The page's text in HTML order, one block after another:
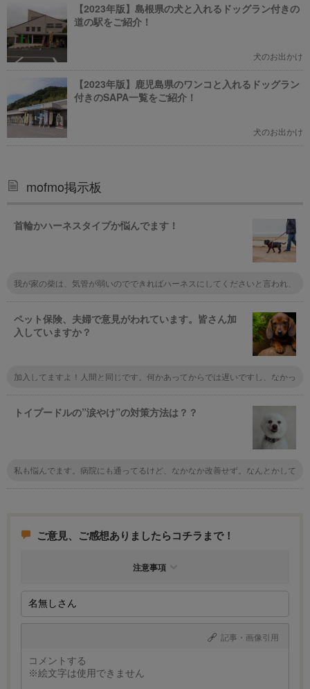
【2023年版】島根県の犬と入れるドッグラン付きの
道の駅をご紹介！
犬のお出かけ
【2023年版】鹿児島県のワンコと入れるドッグラン
付きのSAPA一覧をご紹介！
犬のお出かけ
mofmo掲示板
首輪かハーネスタイプか悩んでます！
我が家の柴は、気管が弱いのでできればハーネスにしてくださいと言われ、
プは入っていますが、もしもの時のために首輪に迷子札をつけています。
ペット保険、夫婦で意見がわれています。皆さん加
入していますか？
加入してますよ！人間と同じです。何かあってからでは遅いですし、なかっ
思わないでしょ？
トイプードルの”涙やけ”の対策方法は？？
私も悩んでます。病院にも通ってるけど、なかなか改善せず。なんとかして
ご意見、ご感想ありましたらコチラまで！
注意事項
記事・画像引用